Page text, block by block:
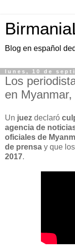
Blog en español
lunes, 10 de
Los
en
Un juez declaró
agencia de
oficiales de
de prensa y que
2017.